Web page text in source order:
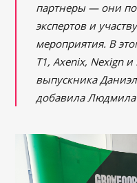
партнеры — они
экспертов и
мероприятия. В
Т1, Axenix, Nexign
выпускника
добавила